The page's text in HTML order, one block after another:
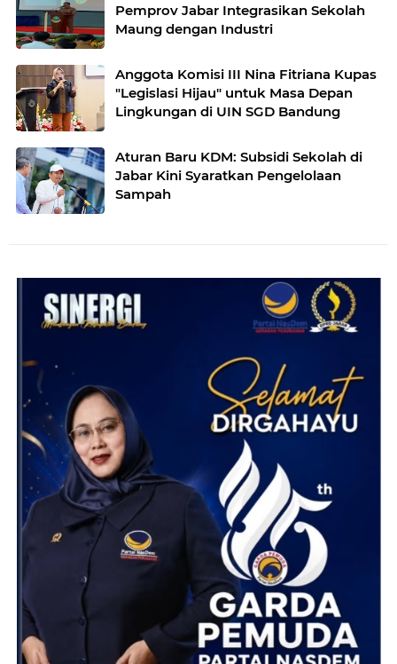
Pemprov Jabar Integrasikan Sekolah
Maung dengan Industri
Anggota Komisi III Nina Fitriana Kupas
"Legislasi Hijau" untuk Masa Depan
Lingkungan di UIN SGD Bandung
Aturan Baru KDM: Subsidi Sekolah di
Jabar Kini Syaratkan Pengelolaan
Sampah